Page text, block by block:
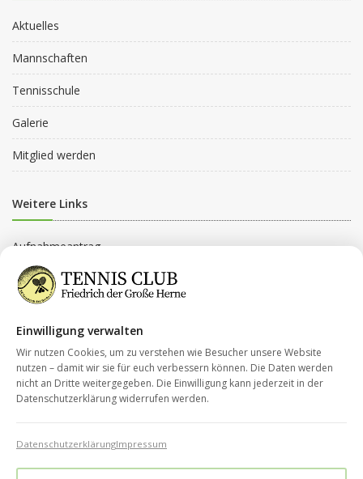
Aktuelles
Mannschaften
Tennisschule
Galerie
Mitglied werden
Weitere Links
Aufnahmeantrag
Beitragsordnung
Kontakt
info@tc-fdg-herne.de
Einwilligung verwalten
Wir nutzen Cookies, um zu verstehen wie Besucher unsere Website
nutzen – damit wir sie für euch verbessern können. Die Daten werden
nicht an Dritte weitergegeben. Die Einwilligung kann jederzeit in der
Datenschutzerklärung widerrufen werden.
DatenschutzerklärungImpressum